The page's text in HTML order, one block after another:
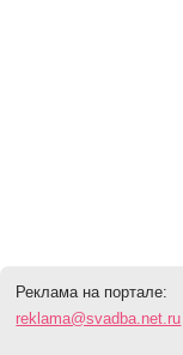
Реклама на портале:
reklama@svadba.net.ru